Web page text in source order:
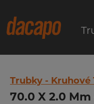
Trubky - Kruhové
70.0 X 2.0